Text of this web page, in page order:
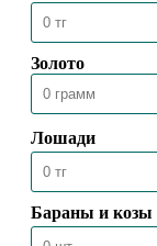
ВЕРХОВНЫЙ МУФТИЙ
КЛЮЧИ ОТ
КОЛЛЕДЖУ «АСТАНА»
23.06.2026